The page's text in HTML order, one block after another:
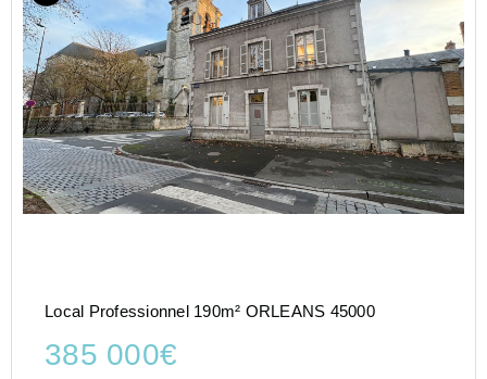
Local Professionnel 190m² ORLEANS 45000
385 000€